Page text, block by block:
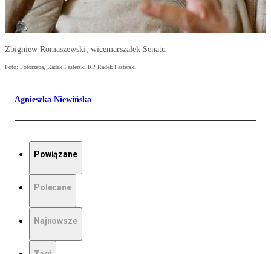
Zbigniew Romaszewski, wicemarszałek Senatu
Foto: Fotorzepa, Radek Pasterski RP Radek Pasterski
Agnieszka Niewińska
Powiązane
Polecane
Najnowsze